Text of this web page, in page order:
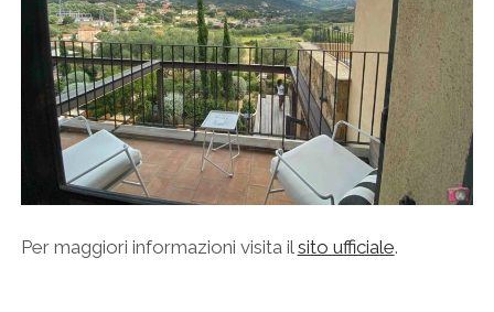
Per maggiori informazioni visita il sito ufficiale.